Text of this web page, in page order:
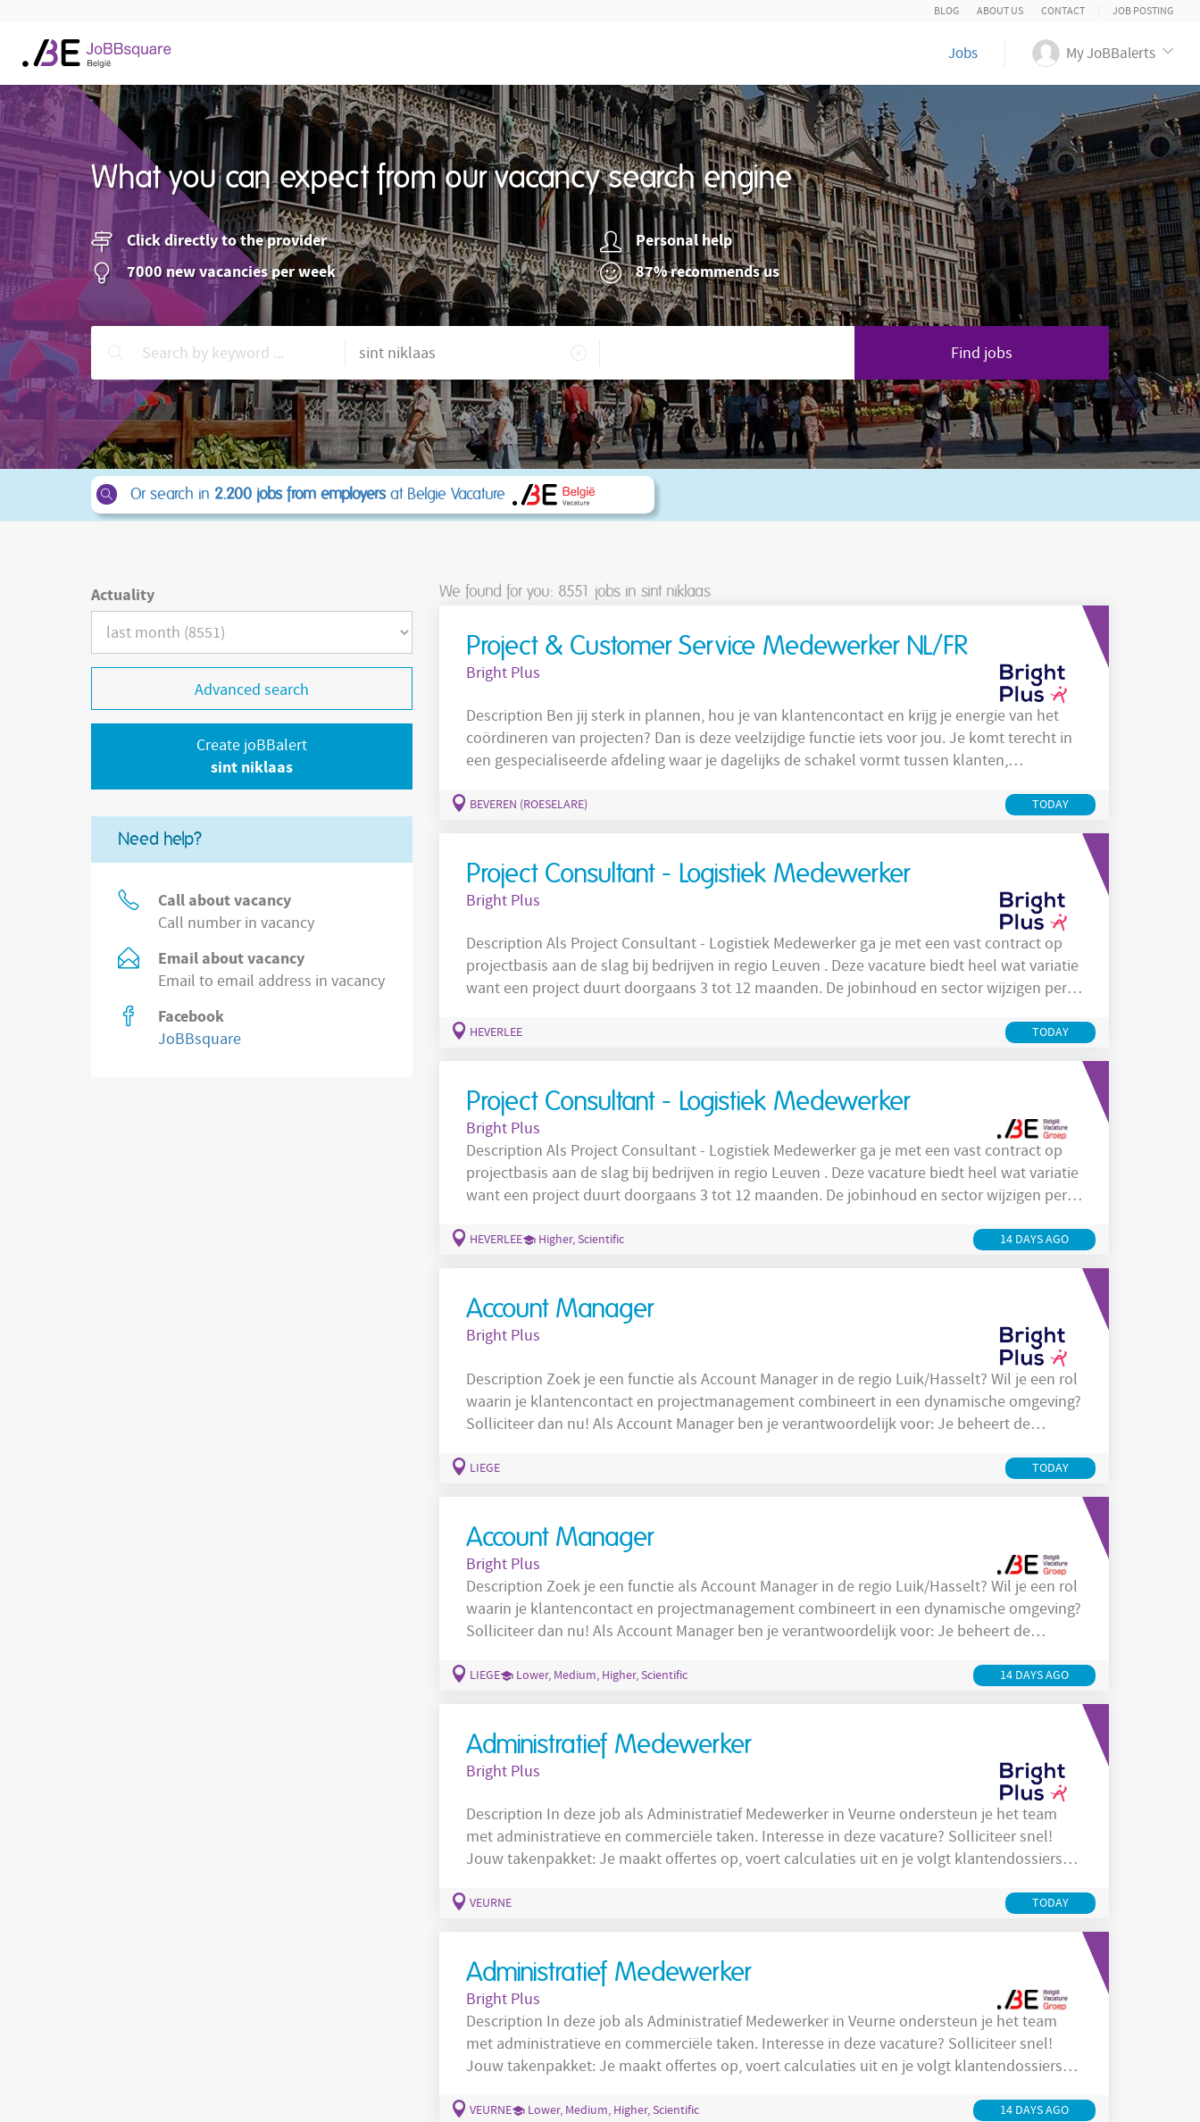
BLOG ABOUT US CONTACT JOB POSTING
Jobs My JoBBalerts
What you can expect from our vacancy search engine
Click directly to the provider
Personal help
7000 new vacancies per week
87% recommends us
Find jobs
Or search in 2.200 jobs from employersat Belgie Vacature
Actuality
Advanced search
Create joBBalert
sint niklaas
Need help?
Call about vacancy
Call number in vacancy
Email about vacancy
Email to email address in vacancy
Facebook
JoBBsquare
We found for you: 8551 jobs in sint niklaas
Project & Customer Service Medewerker NL/FR
Bright Plus
Description Ben jij sterk in plannen, hou je van klantencontact en krijg je energie van het
coördineren van projecten? Dan is deze veelzijdige functie iets voor jou. Je komt terecht in
een gespecialiseerde afdeling waar je dagelijks de schakel vormt tussen klanten,
behandelingen en controles in en coördineert techniekers, materiaal en machines.
BEVEREN (ROESELARE) TODAY
Project Consultant - Logistiek Medewerker
Bright Plus
Description Als Project Consultant - Logistiek Medewerker ga je met een vast contract op
projectbasis aan de slag bij bedrijven in regio Leuven . Deze vacature biedt heel wat variatie
want een project duurt doorgaans 3 tot 12 maanden. De jobinhoud en sector wijzigen per
over een zitje op de eerste rij bij het beste en snelstgroeiende detacheringsteam in België.
HEVERLEE TODAY
Project Consultant - Logistiek Medewerker
Bright Plus
Description Als Project Consultant - Logistiek Medewerker ga je met een vast contract op
projectbasis aan de slag bij bedrijven in regio Leuven . Deze vacature biedt heel wat variatie
want een project duurt doorgaans 3 tot 12 maanden. De jobinhoud en sector wijzigen per
over een zitje op de eerste rij bij het beste en snelstgroeiende detacheringsteam in België.
HEVERLEE Higher, Scientific 14 DAYS AGO
Account Manager
Bright Plus
Description Zoek je een functie als Account Manager in de regio Luik/Hasselt? Wil je een rol
waarin je klantencontact en projectmanagement combineert in een dynamische omgeving?
Solliciteer dan nu! Als Account Manager ben je verantwoordelijk voor: Je beheert de
deadlines en het leveren van een kwalitatief hoogwaardige follow-up. Je onderhoudt
LIEGE TODAY
Account Manager
Bright Plus
Description Zoek je een functie als Account Manager in de regio Luik/Hasselt? Wil je een rol
waarin je klantencontact en projectmanagement combineert in een dynamische omgeving?
Solliciteer dan nu! Als Account Manager ben je verantwoordelijk voor: Je beheert de
deadlines en het leveren van een kwalitatief hoogwaardige follow-up. Je onderhoudt een
LIEGE Lower, Medium, Higher, Scientific 14 DAYS AGO
Administratief Medewerker
Bright Plus
Description In deze job als Administratief Medewerker in Veurne ondersteun je het team
met administratieve en commerciële taken. Interesse in deze vacature? Solliciteer snel!
Jouw takenpakket: Je maakt offertes op, voert calculaties uit en je volgt klantendossiers
VEURNE TODAY
Administratief Medewerker
Bright Plus
Description In deze job als Administratief Medewerker in Veurne ondersteun je het team
met administratieve en commerciële taken. Interesse in deze vacature? Solliciteer snel!
Jouw takenpakket: Je maakt offertes op, voert calculaties uit en je volgt klantendossiers
materiaal en machines. Je volgt uren, prestaties, budgetten en facturatie
VEURNE Lower, Medium, Higher, Scientific 14 DAYS AGO